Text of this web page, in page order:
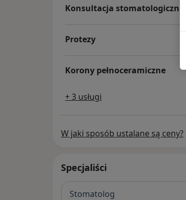
Konsultacja stomatologiczna
Protezy
Korony pełnoceramiczne
+ 3 usługi
W jaki sposób ustalane są ceny?
Specjaliści
Stomatolog